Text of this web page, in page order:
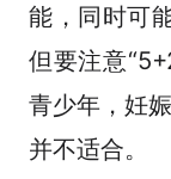
能，同时可
但要注意
青少年，妊
并不适合。